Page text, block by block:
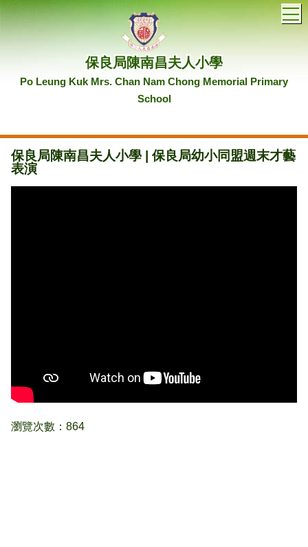
保良局陳南昌夫人小學
Po Leung Kuk Mrs. Chan Nam Chong Memorial Primary
School
保良局陳南昌夫人小學 | 保良局幼小同盟週末才藝
表演
瀏覽次數：864